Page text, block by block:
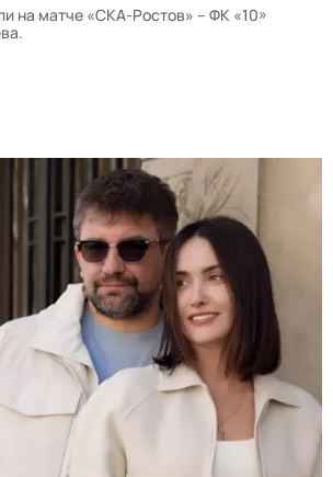
на матче «СКА-Ростов» – ФК «10»